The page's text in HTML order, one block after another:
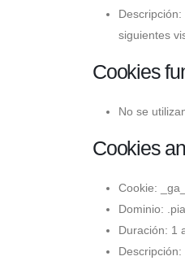
siguientes
Cookies
No se
Cookies
Cookie:
Dominio:
Duración: 1